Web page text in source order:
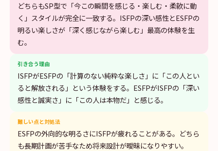
どちらもSP型で「今この瞬間を感じる・楽しむ・柔軟に動
く」スタイルが完全に一致する。ISFPの深い感性とESFPの
明るい楽しさが「深く感じながら楽しむ」最高の体験を生
む。
引き合う理由
ISFPがESFPの「計算のない純粋な楽しさ」に「この人とい
ると解放される」という体験をする。ESFPがISFPの「深い
感性と誠実さ」に「この人は本物だ」と感じる。
難しい点と対処法
ESFPの外向的な明るさにISFPが疲れることがある。どちら
も長期計画が苦手なため将来設計が曖昧になりやすい。